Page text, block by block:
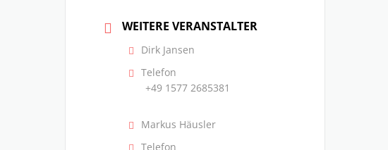
WEITERE VERANSTALTER
Dirk Jansen
Telefon
+49 1577 2685381
Markus Häusler
Telefon